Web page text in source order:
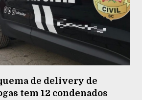
de delivery de
tem 12 condenados